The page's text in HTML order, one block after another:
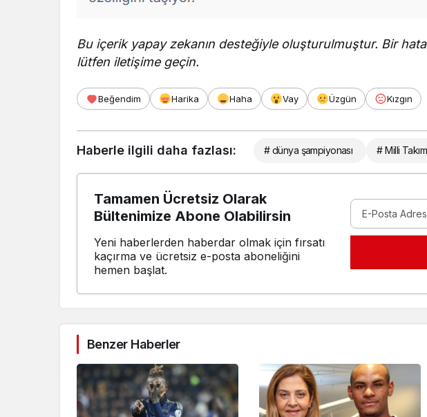
Bu içerik yapay zekanın desteğiyle oluşturulmuştur. Bir
lütfen iletişime geçin.
Beğendim Harika Haha Vay Üzgün Kızgın
Haberle ilgili daha fazlası: # dünya şampiyonası # Milli Takım
Tamamen Ücretsiz Olarak
Bültenimize Abone Olabilirsin
Yeni haberlerden haberdar olmak için fırsatı
kaçırma ve ücretsiz e-posta aboneliğini
hemen başlat.
Benzer Haberler